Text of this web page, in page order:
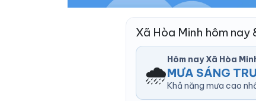
Xã Hòa Minh hôm
🌧️
Hôm nay Xã Hòa
MƯA SÁNG
Khả năng mưa cao